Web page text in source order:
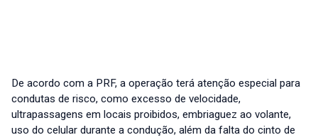
De acordo com a PRF, a operação terá atenção especial para
condutas de risco, como excesso de velocidade,
ultrapassagens em locais proibidos, embriaguez ao volante,
uso do celular durante a condução, além da falta do cinto de